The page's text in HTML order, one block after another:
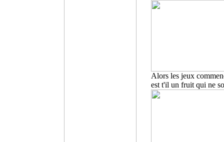
Alors les jeux
est t'il un fruit qui ne